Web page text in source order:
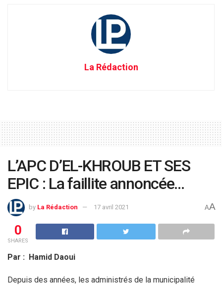
La Rédaction
L’APC D’EL-KHROUB ET SES
EPIC : La faillite annoncée…
by La Rédaction 17 avril 2021 AA
0
SHARES
Par : Hamid Daoui
Depuis des années, les administrés de la municipalité